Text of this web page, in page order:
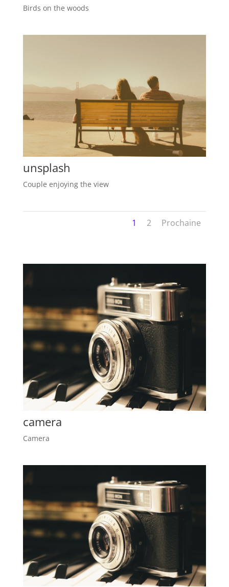
Birds on the woods
unsplash
Couple enjoying the view
1 2 Prochaine
camera
Camera